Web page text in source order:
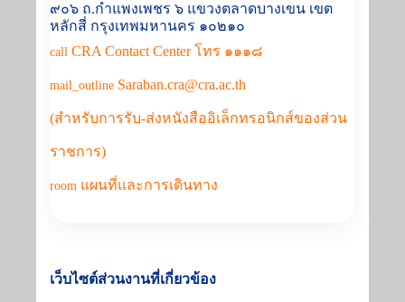
๙๐๖ ถ.กำแพงเพชร ๖ แขวงตลาดบางเขน เขต
หลักสี่ กรุงเทพมหานคร ๑๐๒๑๐
call CRA Contact Center โทร ๑๑๑๘
mail_outline Saraban.cra@cra.ac.th
(สำหรับการรับ-ส่งหนังสืออิเล็กทรอนิกส์ของส่วน
ราชการ)
room แผนที่และการเดินทาง
เว็บไซต์ส่วนงานที่เกี่ยวข้อง